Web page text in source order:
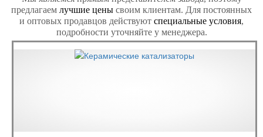
предлагаем лучшие цены своим клиентам. Для постоянных
и оптовых продавцов действуют специальные условия,
подробности уточняйте у менеджера.